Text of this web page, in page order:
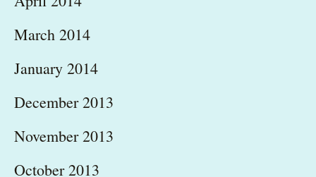
March 2014
January 2014
December 2013
November 2013
October 2013